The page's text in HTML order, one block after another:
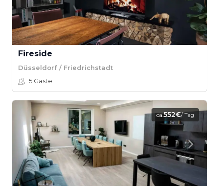
Fireside
Düsseldorf / Friedrichstadt
5 Gäste
ca.552€/ Tag